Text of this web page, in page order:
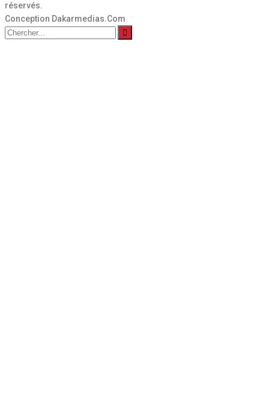
réservés.
Conception Dakarmedias.Com